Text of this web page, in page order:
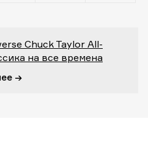
Chuck Taylor All-
на все времена
→